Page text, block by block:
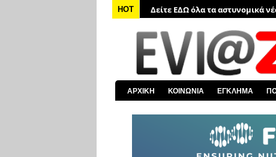
HOT
Δείτε ΕΔΩ όλα τα αστυνομικά
Δείτε ΕΔΩ όλα τα νέα από τον
Δείτε ΕΔΩ όλα τα νέα για την
Δείτε ΕΔΩ όλες τις ειδήσεις
Δείτε ΕΔΩ όλα τα πολιτικά νέα
Δείτε ΕΔΩ τις αποκαλύψεις του
ΑΡΧΙΚΗ ΚΟΙΝΩΝΙΑ ΕΓΚΛΗΜΑ